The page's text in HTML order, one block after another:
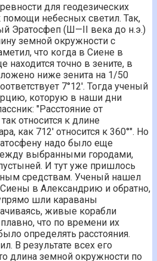
для геодезических
небесных светил. Так,
Эратосфеп (Ш—II века до н.э.)
земной окружности с
что когда в Сиене в
точно в зените, в
ниже зенита на 1/50
7°12'. Тогда ученый
которую в наши дни
"Расстояние от
относится к длине
как 712' относится к 360°". Но
надо было еще
выбранными городами,
И тут уже пришлось
средствам. Ученый нашел
в Александрию и обратно,
шли караваны
живые корабли
что по времени их
определять расстояния.
В результате всех его
длина земной окружности по